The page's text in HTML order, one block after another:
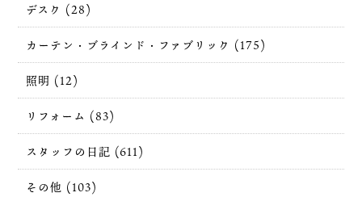
デスク (28)
カーテン・ブラインド・ファブリック (175)
照明 (12)
リフォーム (83)
スタッフの日記 (611)
その他 (103)